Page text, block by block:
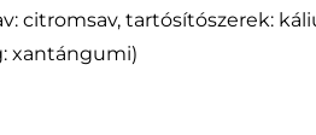
citromsav, tartósítószerek:
xantángumi)